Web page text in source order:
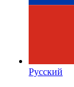
Русский